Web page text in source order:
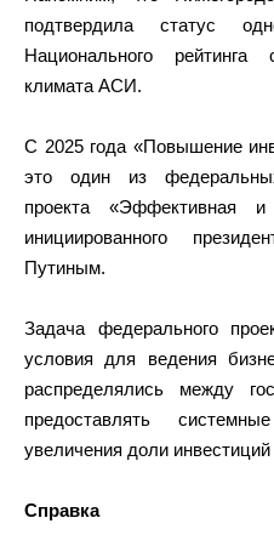
подтвердила статус
Национального рейтинга
климата АСИ.
С 2025 года «Повышение
это один из
проекта «Эффективная и
инициированного
Путиным.
Задача федерального
условия для ведения
распределялись между
предоставлять
увеличения доли
Справка